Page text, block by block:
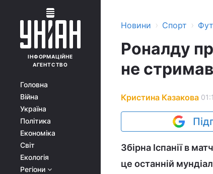
ІНФОРМАЦІЙНЕ
АГЕНТСТВО
Головна
Війна
Україна
Політика
Економіка
Світ
Екологія
Регіони
Новини › Спорт ›
Роналду
не
Кристина Казакова
Збірна Іспанії в
це останній